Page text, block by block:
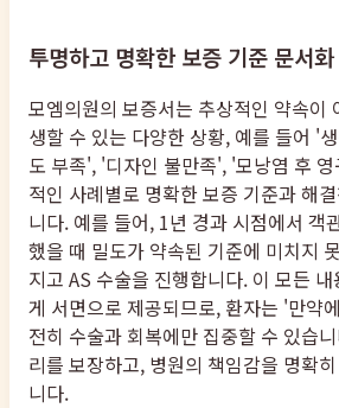
투명하고 명확한 보증 기준 문서화
모엠의원의 보증서는 추상적인 약속이
생할 수 있는 다양한 상황, 예를 들어 '
도 부족', '디자인 불만족', '모낭염 후
적인 사례별로 명확한 보증 기준과 해
니다. 예를 들어, 1년 경과 시점에서 객
했을 때 밀도가 약속된 기준에 미치지
지고 AS 수술을 진행합니다. 이 모든
게 서면으로 제공되므로, 환자는 '만약
전히 수술과 회복에만 집중할 수 있습
리를 보장하고, 병원의 책임감을 명확
니다.